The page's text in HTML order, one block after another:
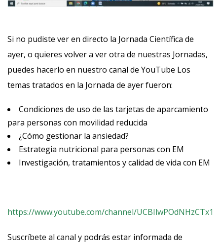
Si no pudiste ver en directo la Jornada Científica de
ayer, o quieres volver a ver otra de nuestras Jornadas,
puedes hacerlo en nuestro canal de YouTube Los
temas tratados en la Jornada de ayer fueron:
Condiciones de uso de las tarjetas de aparcamiento
para personas con movilidad reducida
¿Cómo gestionar la ansiedad?
Estrategia nutricional para personas con EM
Investigación, tratamientos y calidad de vida con EM
https://www.youtube.com/channel/
Suscríbete al canal y podrás estar informada de